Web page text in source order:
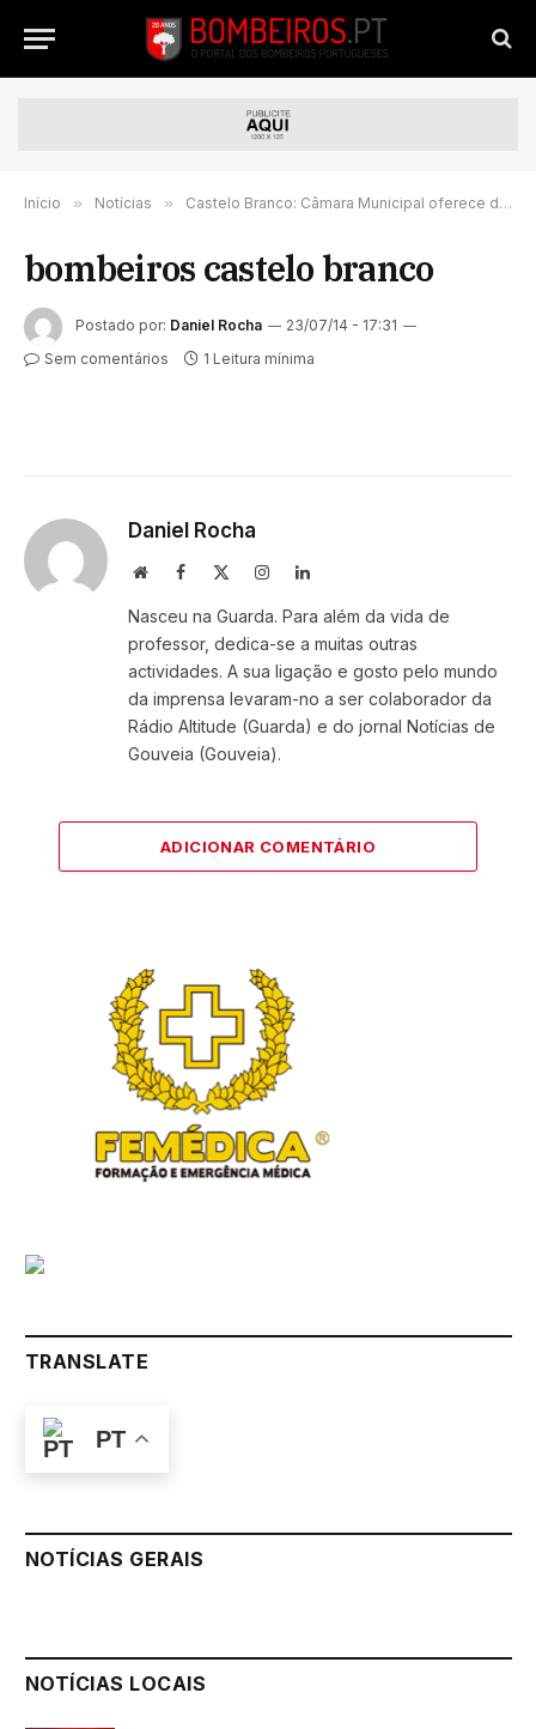
Início » Notícias » Castelo Branco: Câmara Municipal oferece duas viaturas aos Bombeiros
bombeiros castelo branco
Postado por: Daniel Rocha
23/07/14 - 17:31
Sem comentários
1 Leitura mínima
Daniel Rocha
WebsiteFacebook InstagramLinkedIn
Nasceu na Guarda. Para além da vida de
professor, dedica-se a muitas outras
actividades. A sua ligação e gosto pelo mundo
da imprensa levaram-no a ser colaborador da
Rádio Altitude (Guarda) e do jornal Notícias de
Gouveia (Gouveia).
ADICIONAR COMENTÁRIO
TRANSLATE
PT
NOTÍCIAS GERAIS
NOTÍCIAS LOCAIS